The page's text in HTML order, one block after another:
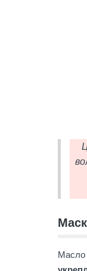
Масло